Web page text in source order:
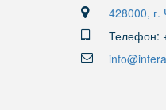
428000, г.
Телефон: